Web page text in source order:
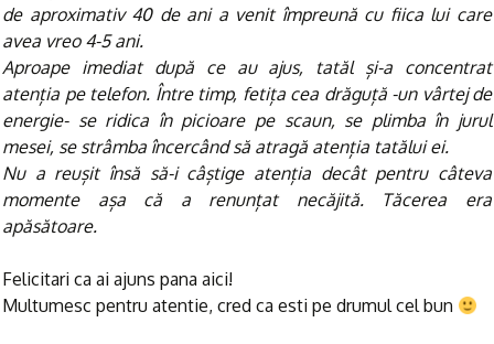
de aproximativ 40 de ani a venit împreună cu fiica lui care
avea vreo 4-5 ani.
Aproape imediat după ce au ajus, tatăl și-a concentrat
atenția pe telefon. Între timp, fetița cea drăguță -un vârtej de
energie- se ridica în picioare pe scaun, se plimba în jurul
mesei, se strâmba încercând să atragă atenția tatălui ei.
Nu a reușit însă să-i câștige atenția decât pentru câteva
momente așa că a renunțat necăjită. Tăcerea era
apăsătoare.
Felicitari ca ai ajuns pana aici!
Multumesc pentru atentie, cred ca esti pe drumul cel bun